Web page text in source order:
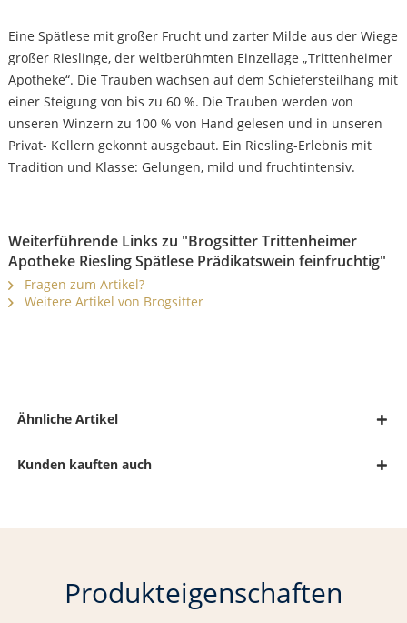
Eine Spätlese mit großer Frucht und zarter Milde aus der Wiege
großer Rieslinge, der weltberühmten Einzellage „Trittenheimer
Apotheke“. Die Trauben wachsen auf dem Schiefersteilhang mit
einer Steigung von bis zu 60 %. Die Trauben werden von
unseren Winzern zu 100 % von Hand gelesen und in unseren
Privat- Kellern gekonnt ausgebaut. Ein Riesling-Erlebnis mit
Tradition und Klasse: Gelungen, mild und fruchtintensiv.
Weiterführende Links zu "Brogsitter Trittenheimer
Apotheke Riesling Spätlese Prädikatswein feinfruchtig"
Fragen zum Artikel?
Weitere Artikel von Brogsitter
Ähnliche Artikel
Kunden kauften auch
Produkteigenschaften